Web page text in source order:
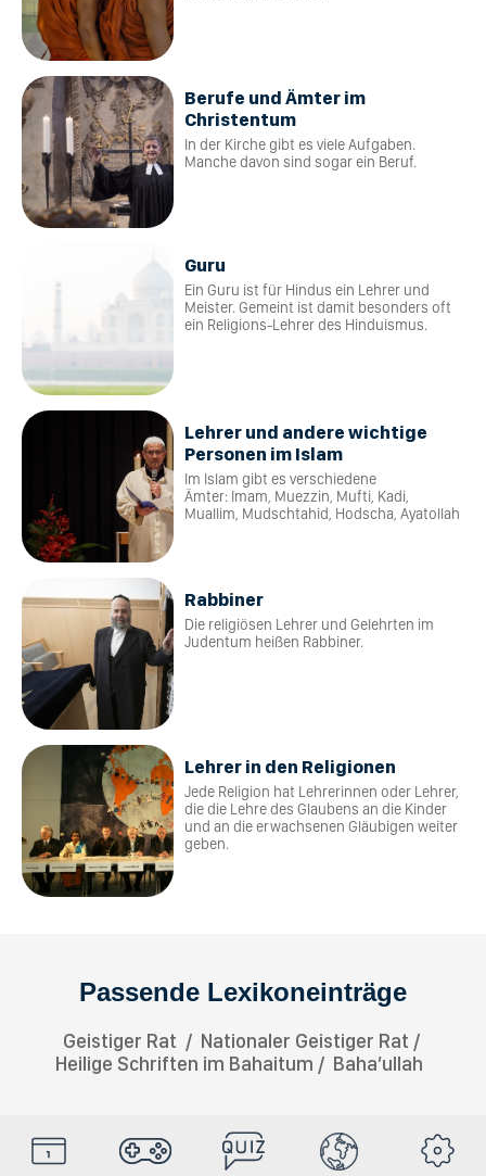
Berufe und Ämter im
Christentum
In der Kirche gibt es viele Aufgaben.
Manche davon sind sogar ein Beruf.
Guru
Ein Guru ist für Hindus ein Lehrer und
Meister. Gemeint ist damit besonders oft
ein Religions-Lehrer des Hinduismus.
Lehrer und andere wichtige
Personen im Islam
Im Islam gibt es verschiedene
Ämter: Imam, Muezzin, Mufti, Kadi,
Muallim, Mudschtahid, Hodscha, Ayatollah
Rabbiner
Die religiösen Lehrer und Gelehrten im
Judentum heißen Rabbiner.
Lehrer in den Religionen
Jede Religion hat Lehrerinnen oder Lehrer,
die die Lehre des Glaubens an die Kinder
und an die erwachsenen Gläubigen weiter
geben.
Passende Lexikoneinträge
Geistiger Rat
Nationaler Geistiger Rat
Heilige Schriften im Bahaitum
Baha’ullah
HolyDays